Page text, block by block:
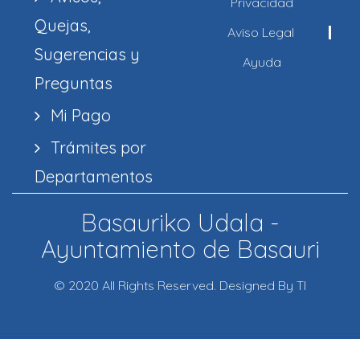
Quejas,
Sugerencias y
Preguntas
Mi Pago
Trámites por
Departamentos
Aviso Legal
Ayuda
Basauriko Udala -
Ayuntamiento de Basauri
© 2020 All Rights Reserved. Designed By TI